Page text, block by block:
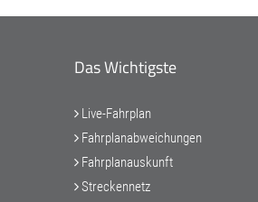
Das Wichtigste
Live-Fahrplan
Fahrplanabweichungen
Fahrplanauskunft
Streckennetz